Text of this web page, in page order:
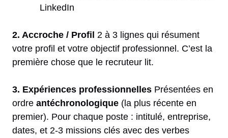
LinkedIn
2. Accroche / Profil 2 à 3 lignes qui résument
votre profil et votre objectif professionnel. C’est la
première chose que le recruteur lit.
3. Expériences professionnelles Présentées en
ordre antéchronologique (la plus récente en
premier). Pour chaque poste : intitulé, entreprise,
dates, et 2-3 missions clés avec des verbes